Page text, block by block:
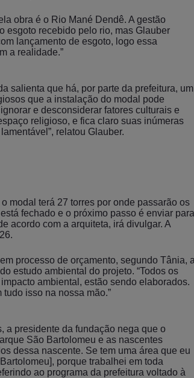
obra é o Rio Mané Dendê. A gestão
esgoto recebido pelo rio, mas Glauber
lançamento de esgoto, logo essa
a realidade.”
salienta que há, por parte da prefeitura, um
que a instalação do modal pode
e desconsiderar fatores culturais e
religioso, e fica claro suas inúmeras
relatou Glauber.
modal terá 27 torres por onde passarão os
fechado e o próximo passo é enviar para
acordo com a arquiteta, irá divulgar. A
processo de orçamento, segundo Tânia, a
estudo ambiental do projeto. “Todos os
ambiental, estão sendo elaborados.
isso na nossa mão.”
a presidente da fundação nega que o
São Bartolomeu e as nascentes
dessa nascente. Se tem uma área que eu
porque trabalhei em toda
ao programa da prefeitura voltado à